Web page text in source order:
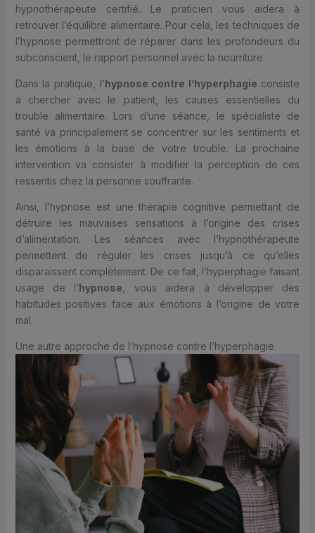
hypnothérapeute certifié. Le praticien vous aidera à
retrouver l’équilibre alimentaire. Pour cela, les techniques de
l’hypnose permettront de réparer dans les profondeurs du
subconscient, le rapport personnel avec la nourriture.
Dans la pratique, l’hypnose contre l’hyperphagie consiste
à chercher avec le patient, les causes essentielles du
trouble alimentaire. Lors d’une séance, le spécialiste de
santé va principalement se concentrer sur les sentiments et
les émotions à la base de votre trouble. La prochaine
intervention va consister à modifier la perception de ces
ressentis chez la personne souffrante.
Ainsi, l’hypnose est une thérapie cognitive permettant de
détruire les mauvaises sensations à l’origine des crises
d’alimentation. Les séances avec l’hypnothérapeute
permettent de réguler les crises jusqu’à ce qu’elles
disparaissent complètement. De ce fait, l’hyperphagie faisant
usage de l’hypnose , vous aidera à développer des
habitudes positives face aux émotions à l’origine de votre
mal.
Une autre approche de l’hypnose contre l’hyperphagie